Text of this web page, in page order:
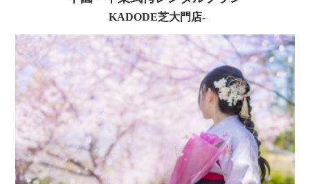
KADODE芝大門店-